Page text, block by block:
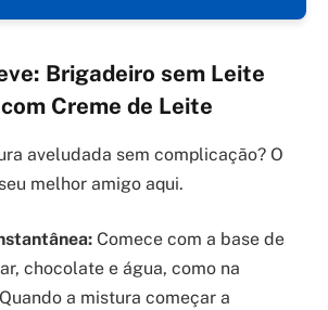
Brigadeiro sem Leite
Creme de Leite
aveludada sem complicação? O
melhor amigo aqui.
Comece com a base de
chocolate e água, como na
a mistura começar a